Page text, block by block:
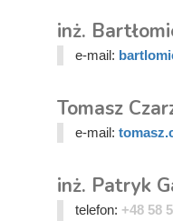
inż.
e-mail:
Tomasz
e-mail:
inż. Patryk
telefon: +48 58